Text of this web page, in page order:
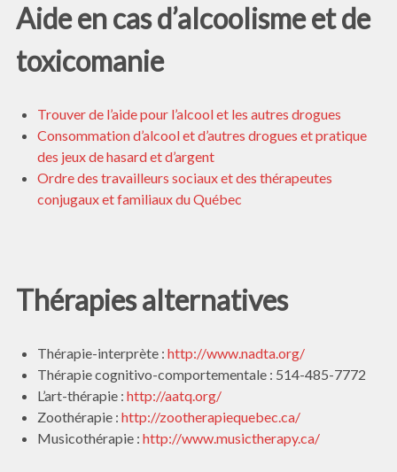
Aide en cas d’alcoolisme et de
toxicomanie
Trouver de l’aide pour l’alcool et les autres drogues
Consommation d’alcool et d’autres drogues et pratique
des jeux de hasard et d’argent
Ordre des travailleurs sociaux et des thérapeutes
conjugaux et familiaux du Québec
Thérapies alternatives
Thérapie-interprète : http://www.nadta.org/
Thérapie cognitivo-comportementale : 514-485-7772
L’art-thérapie : http://aatq.org/
Zoothérapie : http://zootherapiequebec.ca/
Musicothérapie : http://www.musictherapy.ca/